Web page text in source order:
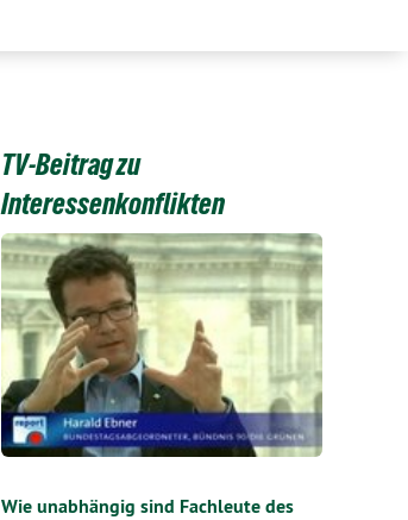
TV-Beitrag zu
Interessenkonflikten
Wie unabhängig sind Fachleute des